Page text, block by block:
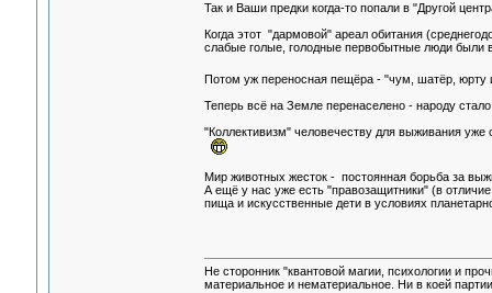
Так и Ваши предки когда-то попали в "Другой
Когда этот "дармовой" ареал обитания
слабые голые, голодные первобытные люди были
Потом уж переносная пещёра - "чум, шатёр,
Теперь всё на Земле перенаселено - народу
"Коллективизм" человечеству для выживания
Мир животных жесток - постоянная борьба за
А ещё у нас уже есть "правозащитники" (в
пища и искусственные дети в условиях
Не сторонник "квантовой магии, психологии и
материальное и нематериальное. Ни в коей